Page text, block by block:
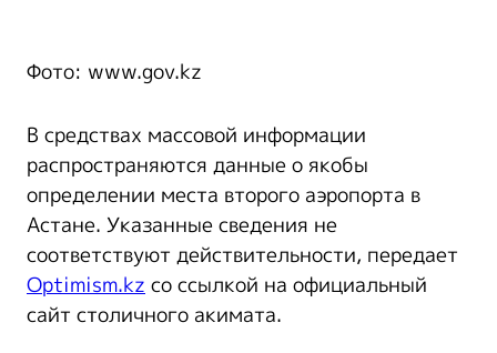
Фото: www.gov.kz
В средствах массовой информации
распространяются данные о якобы
определении места второго аэропорта в
Астане. Указанные сведения не
соответствуют действительности, передает
Optimism.kz со ссылкой на официальный
сайт столичного акимата.